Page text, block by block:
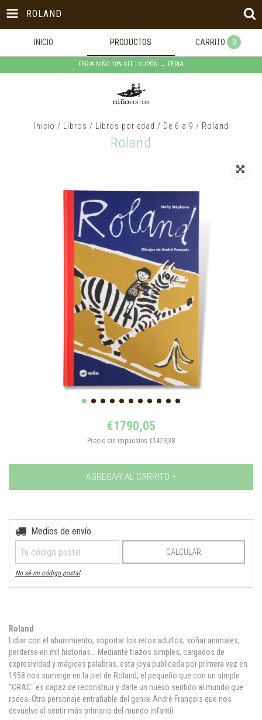
ROLAND
INICIO PRODUCTOS CARRITO 0
FERIA NIÑO 10% OFF | CUPÓN → FERIA
Inicio / Libros / Libros por edad / De 6 a 9 / Roland
Roland
€1790,05
Precio sin impuestos €1479,38
Entregas para el CP:
Medios de envío
CALCULAR
No sé mi código postal
Roland
Lidiar con el aburrimiento, soportar los retos adultos, soñar animales,
perderse en mil historias... Mediante trazos simples, cargados de
expresividad y mágicas palabras, esta joya publicada por primera vez en
1958 nos sumerge en la piel de Roland, el pequeño que con un simple
"CRAC" es capaz de reconstruir y darle un nuevo sentido al mundo que
rodea. Otro personaje entrañable del genial André François que nos
devuelve al sentir más primario del mundo infantil.